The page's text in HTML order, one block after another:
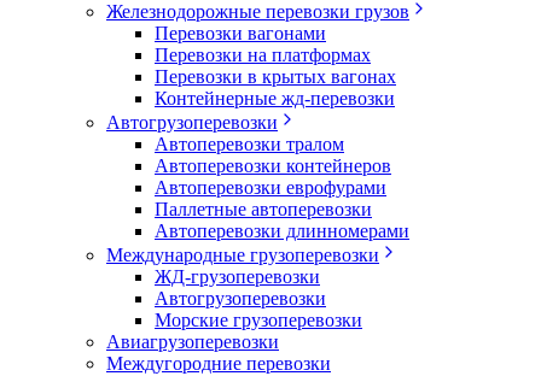
Железнодорожные перевозки грузов
Перевозки вагонами
Перевозки на платформах
Перевозки в крытых вагонах
Контейнерные жд-перевозки
Автогрузоперевозки
Автоперевозки тралом
Автоперевозки контейнеров
Автоперевозки еврофурами
Паллетные автоперевозки
Автоперевозки длинномерами
Международные грузоперевозки
ЖД-грузоперевозки
Автогрузоперевозки
Морские грузоперевозки
Авиагрузоперевозки
Междугородние перевозки